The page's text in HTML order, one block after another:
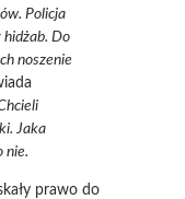
Policja
hidżab. Do
noszenie
Jaka
nie.
prawo do